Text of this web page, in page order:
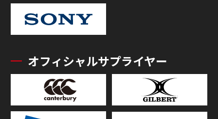
オフィシャルサプライヤー